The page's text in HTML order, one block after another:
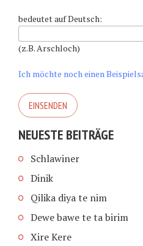
bedeutet auf Deutsch:
(z.B. Arschloch)
Ich möchte noch einen
NEUESTE BEITRÄGE
Schlawiner
Dinik
Qilika diya te nim
Dewe bawe te ta birim
Xire Kere